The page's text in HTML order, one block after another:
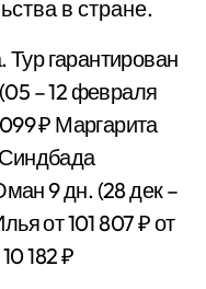
в стране.
гарантирован
(05 – 12 февраля
₽Маргарита
9 дн. (28 дек –
от 101 807 ₽от
182 ₽